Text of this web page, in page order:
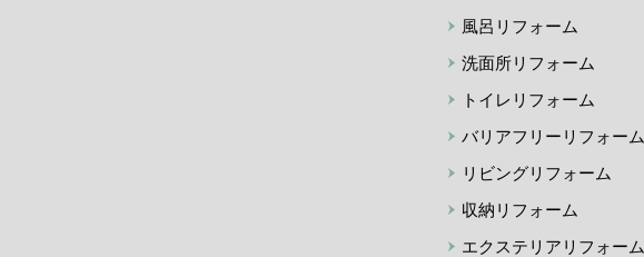
風呂リフォーム
洗面所リフォーム
トイレリフォーム
バリアフリーリフォーム
リビングリフォーム
収納リフォーム
エクステリアリフォーム